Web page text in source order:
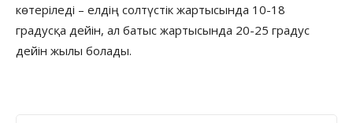
көтеріледі – елдің солтүстік жартысында 10-18
градусқа дейін, ал батыс жартысында 20-25 градус
дейін жылы болады.